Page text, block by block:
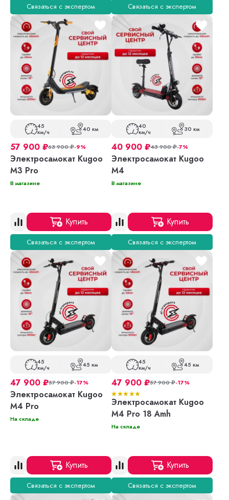
Связаться с экспертом Связаться с экспертом
45
км/ч 40 км
57 900 ₽63 900₽-9%
Электросамокат Kugoo
M3 Pro
В магазине
Купить
Связаться с экспертом
40
км/ч 30 км
40 900 ₽43 900₽-7%
Электросамокат Kugoo
M4
В магазине
Купить
Связаться с экспертом
45
км/ч 45 км
47 900 ₽57 900₽-17%
Электросамокат Kugoo
M4 Pro
На складе
Купить
Связаться с экспертом
45
км/ч 45 км
47 900 ₽57 900₽-17%
Электросамокат Kugoo
M4 Pro 18 Amh
На складе
Купить
Связаться с экспертом